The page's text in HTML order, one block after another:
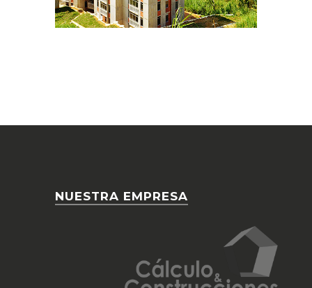
NUESTRA EMPRESA